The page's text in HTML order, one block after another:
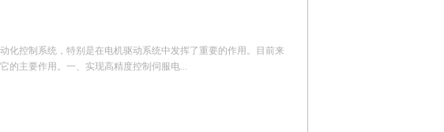
化控制系统，特别是在电机驱动系统中发挥了重要的作用。目前来
的主要作用。一、实现高精度控制伺服电...